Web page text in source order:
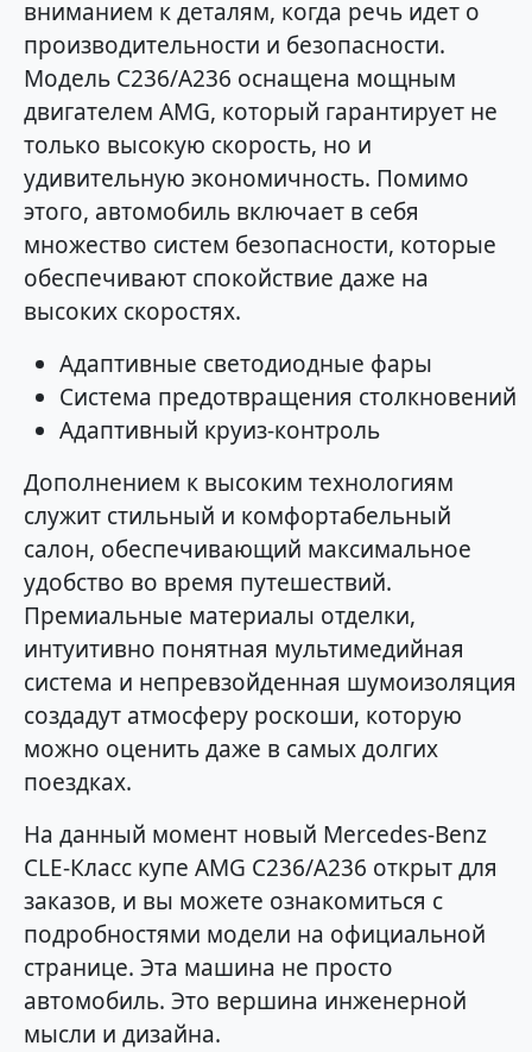
вниманием к деталям, когда речь идет о
производительности и безопасности.
Модель C236/A236 оснащена мощным
двигателем AMG, который гарантирует не
только высокую скорость, но и
удивительную экономичность. Помимо
этого, автомобиль включает в себя
множество систем безопасности, которые
обеспечивают спокойствие даже на
высоких скоростях.
Адаптивные светодиодные фары
Система предотвращения столкновений
Адаптивный круиз-контроль
Дополнением к высоким технологиям
служит стильный и комфортабельный
салон, обеспечивающий максимальное
удобство во время путешествий.
Премиальные материалы отделки,
интуитивно понятная мультимедийная
система и непревзойденная шумоизоляция
создадут атмосферу роскоши, которую
можно оценить даже в самых долгих
поездках.
На данный момент новый Mercedes-Benz
CLE-Класс купе AMG C236/A236 открыт для
заказов, и вы можете ознакомиться с
подробностями модели на официальной
странице. Эта машина не просто
автомобиль. Это вершина инженерной
мысли и дизайна.